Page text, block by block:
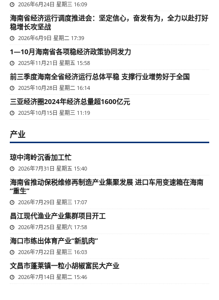
2026年6月24日 星期三 16:09
海南省经济运行调度推进会：坚定信心，奋发有为，全力以赴打好
稳增长攻坚战
2026年6月9日 星期二 17:39
1—10月海南省各项稳经济政策协同发力
2025年11月21日 星期五 15:58
前三季度海南全省经济运行总体平稳 支撑行业增势好于全国
2025年10月28日 星期二 16:14
三亚经济圈2024年经济总量超1600亿元
2025年10月15日 星期三 11:19
产业
琼中湾岭沉香加工忙
2026年7月31日 星期五 15:40
海南省推动保税维修再制造产业集聚发展 进口车用变速箱在海南
“重生”
2026年7月29日 星期三 17:07
昌江现代渔业产业集群项目开工
2026年7月25日 星期六 17:58
海口市练出体育产业“新肌肉”
2026年7月22日 星期三 16:03
文昌市蓬莱镇一粒小胡椒富民大产业
2026年7月14日 星期二 15:46